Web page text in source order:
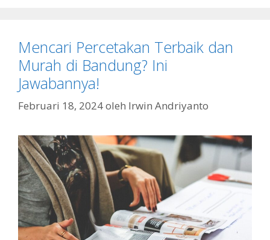
Mencari Percetakan Terbaik dan
Murah di Bandung? Ini
Jawabannya!
Februari 18, 2024oleh Irwin Andriyanto